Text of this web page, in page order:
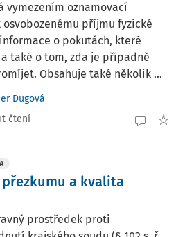
vymezením oznamovací
příjmu fyzické
o pokutách, které
také o tom, zda je případně
Obsahuje také několik ...
Dugová
čtení
a kvalita
prostředek proti